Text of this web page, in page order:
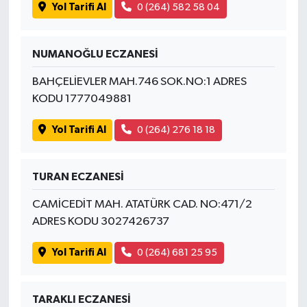
Yol Tarifi Al 0 (264) 582 58 04
NUMANOĞLU ECZANESİ
BAHÇELİEVLER MAH.746 SOK.NO:1 ADRES
KODU 1777049881
Yol Tarifi Al 0 (264) 276 18 18
TURAN ECZANESİ
CAMİCEDİT MAH. ATATÜRK CAD. NO:471/2
ADRES KODU 3027426737
Yol Tarifi Al 0 (264) 681 25 95
TARAKLI ECZANESİ